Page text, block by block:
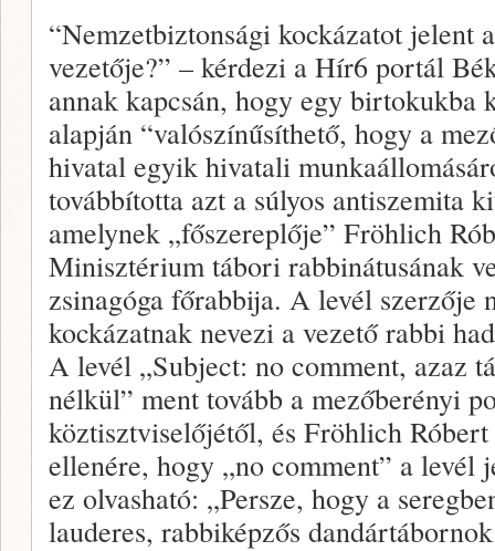
“Nemzetbiztonsági kockázatot jelent
vezetője?” – kérdezi a Hír6 portál
annak kapcsán, hogy egy birtokukba
alapján “valószínűsíthető, hogy a
hivatal egyik hivatali
továbbította azt a súlyos antiszemita
amelynek „főszereplője” Fröhlich
Minisztérium tábori rabbinátusának
zsinagóga főrabbija. A levél szerzője
kockázatnak nevezi a vezető rabbi
A levél „Subject: no comment, azaz
nélkül” ment tovább a mezőberényi
köztisztviselőjétől, és Fröhlich
ellenére, hogy „no comment” a levél
ez olvasható: „Persze, hogy a
lauderes, rabbiképzős